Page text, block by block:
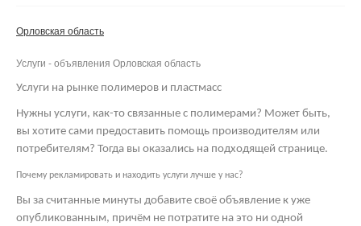
Применить Сбросить фильтр
Орловская область
Услуги - объявления Орловская область
Услуги на рынке полимеров и пластмасс
Нужны услуги, как-то связанные с полимерами? Может быть,
вы хотите сами предоставить помощь производителям или
потребителям? Тогда вы оказались на подходящей странице.
Почему рекламировать и находить услуги лучше у нас?
Вы за считанные минуты добавите своё объявление к уже
опубликованным, причём не потратите на это ни одной